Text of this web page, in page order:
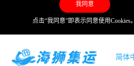
我同意
点击“我同意”即表示同意使用Cookies。